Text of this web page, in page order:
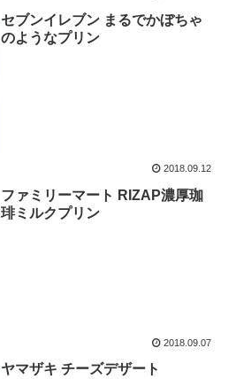
セブンイレブン まるでかぼちゃ
のようなプリン
2018.09.12
ファミリーマート RIZAP濃厚珈
琲ミルクプリン
2018.09.07
ヤマザキ チーズデザート